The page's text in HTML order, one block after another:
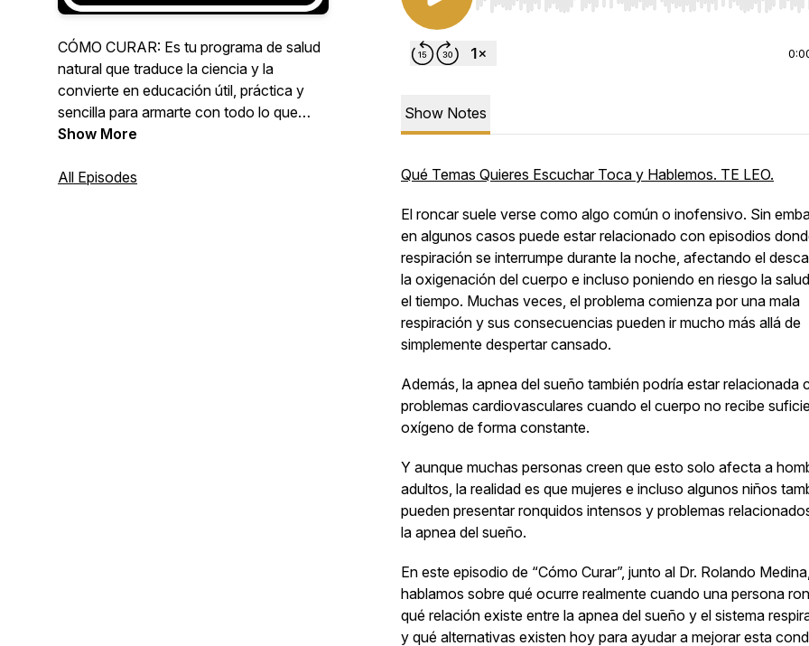
CÓMO CURAR: Es tu programa de salud
natural que traduce la ciencia y la
convierte en educación útil, práctica y
sencilla para armarte con todo lo que
necesitas para decir NO a las sentencias
científica, te invito a explorar mi podcast
Show More
All Episodes
Use Left/Right to seek, Home/End to jump to start
Show Notes
Qué Temas Quieres Escuchar Toca y Hablemos. TE LEO.
El roncar suele verse como algo común o inofensivo. Sin
en algunos casos puede estar relacionado con episodios
respiración se interrumpe durante la noche, afectando el
la oxigenación del cuerpo e incluso poniendo en riesgo la
el tiempo. Muchas veces, el problema comienza por una mala
respiración y sus consecuencias pueden ir mucho más allá de
simplemente despertar cansado.
Además, la apnea del sueño también podría estar relacionada
problemas cardiovasculares cuando el cuerpo no recibe
oxígeno de forma constante.
Y aunque muchas personas creen que esto solo afecta a
adultos, la realidad es que mujeres e incluso algunos niños
pueden presentar ronquidos intensos y problemas
la apnea del sueño.
En este episodio de “Cómo Curar”, junto al Dr. Rolando Medina,
hablamos sobre qué ocurre realmente cuando una persona
qué relación existe entre la apnea del sueño y el sistema
y qué alternativas existen hoy para ayudar a mejorar esta